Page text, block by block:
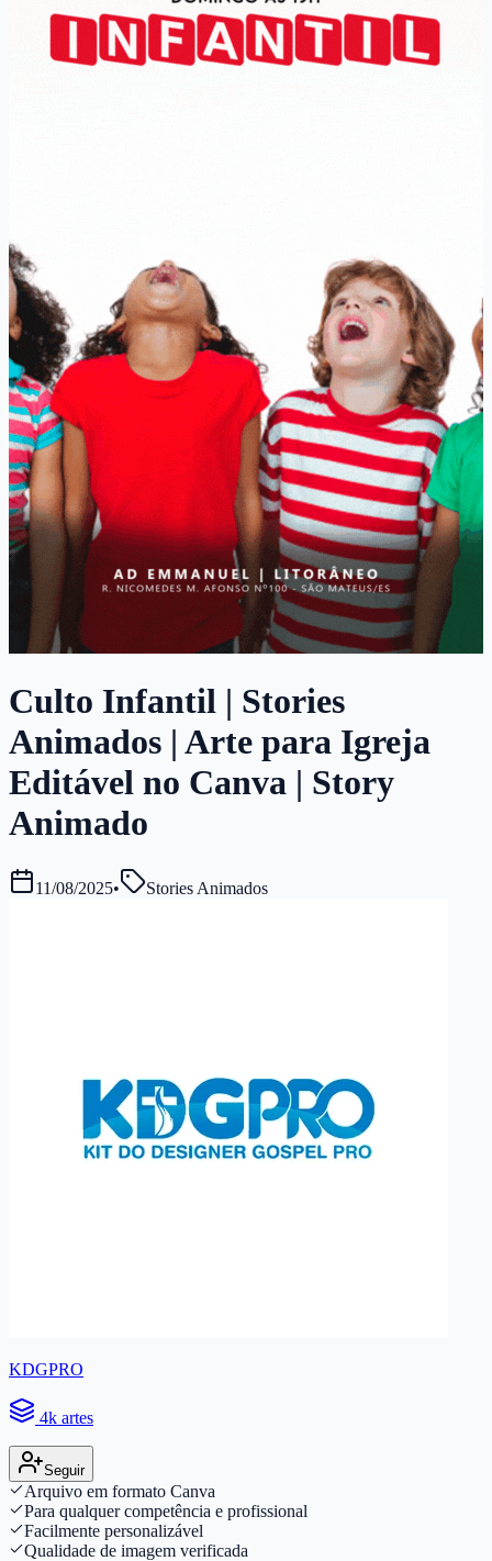
Culto Infantil | Stories
Animados | Arte para Igreja
Editável no Canva | Story
Animado
11/08/2025• Stories Animados
KDGPRO
4k artes
Seguir
Arquivo em formato Canva
Para qualquer competência e profissional
Facilmente personalizável
Qualidade de imagem verificada